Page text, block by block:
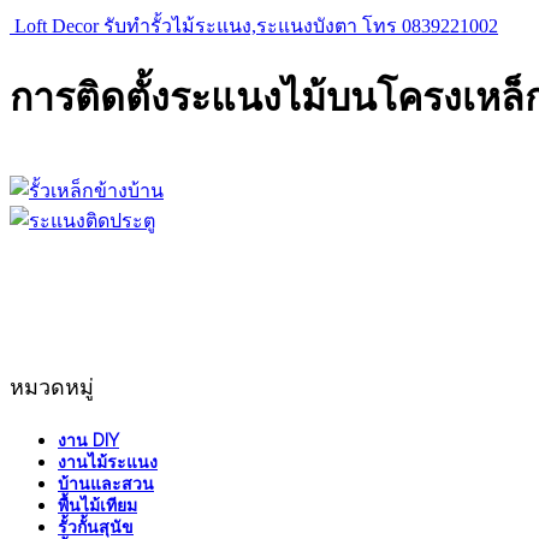
Loft Decor รับทำรั้วไม้ระแนง,ระแนงบังตา โทร 0839221002
การติดตั้งระแนงไม้บนโครงเหล็
หมวดหมู่
งาน DIY
งานไม้ระแนง
บ้านและสวน
พื้นไม้เทียม
รั้วกั้นสุนัข